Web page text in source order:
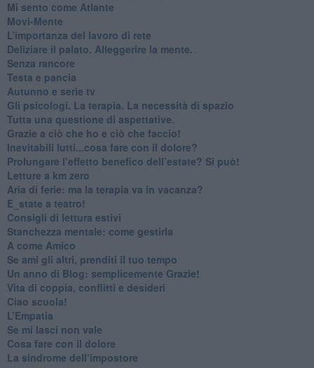
​Mi sento come Atlante
​Movi-Mente
​L’importanza del lavoro di rete
​Deliziare il palato. Alleggerire la mente.
​Senza rancore
​Testa e pancia
​Autunno e serie tv
​Gli psicologi. La terapia. La necessità di spazio
​Tutta una questione di aspettative.
​Grazie a ciò che ho e ciò che faccio!
​Inevitabili lutti...cosa fare con il dolore?
Prolungare l’effetto benefico dell’estate? Si può!
​Letture a km zero
​Aria di ferie: ma la terapia va in vacanza?
​E_state a teatro!
​Consigli di lettura estivi
​Stanchezza mentale: come gestirla
​A come Amico
​Se ami gli altri, prenditi il tuo tempo
​Un anno di Blog: semplicemente Grazie!
​Vita di coppia, conflitti e desideri
​Ciao scuola!
​L’Empatia
​Se mi lasci non vale
Cosa fare con il dolore
​La sindrome dell’impostore